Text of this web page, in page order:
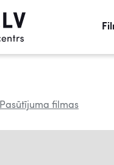
Pasūtījuma filmas